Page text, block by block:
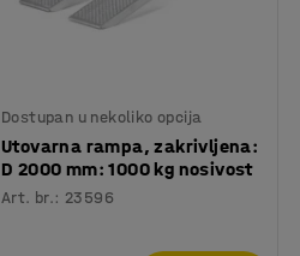
Dostupan u nekoliko opcija
Utovarna rampa, zakrivljena:
D 2000 mm: 1000 kg nosivost
Art. br.: 23596